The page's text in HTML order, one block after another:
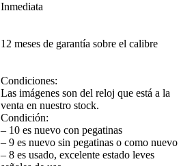
Inmediata
12 meses de garantía sobre el calibre
Condiciones:
Las imágenes son del reloj que está a la
venta en nuestro stock.
Condición:
– 10 es nuevo con pegatinas
– 9 es nuevo sin pegatinas o como nuevo
– 8 es usado, excelente estado leves